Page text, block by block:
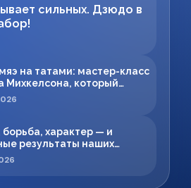
сильных. Дзюдо в
на татами: мастер-класс
Михкелсона, который
правила игры в регионе
борьба, характер — и
результаты наших